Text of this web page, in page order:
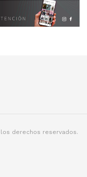
derechos reservados.